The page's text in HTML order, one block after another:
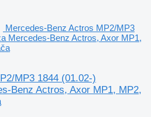
Mercedes-Benz Actros MP2/MP3
Mercedes-Benz Actros, Axor MP1,
MP3 1844 (01.02-)
Benz Actros, Axor MP1, MP2,